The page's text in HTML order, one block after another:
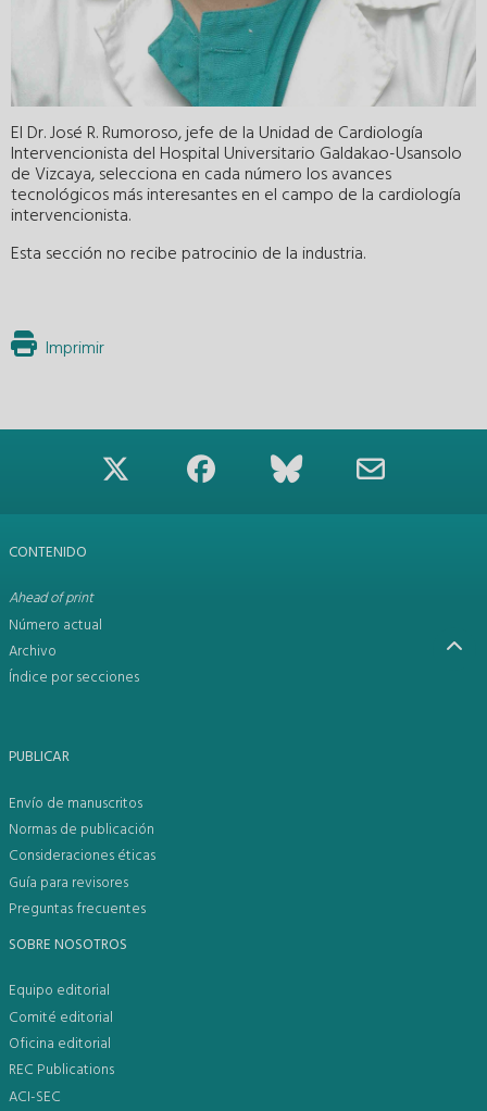
El Dr. José R. Rumoroso, jefe de la Unidad de Cardiología
Intervencionista del Hospital Universitario Galdakao-Usansolo
de Vizcaya, selecciona en cada número los avances
tecnológicos más interesantes en el campo de la cardiología
intervencionista.
Esta sección no recibe patrocinio de la industria.
Imprimir
CONTENIDO
Ahead of print
Número actual
Archivo
Índice por secciones
PUBLICAR
Envío de manuscritos
Normas de publicación
Consideraciones éticas
Guía para revisores
Preguntas frecuentes
SOBRE NOSOTROS
Equipo editorial
Comité editorial
Oficina editorial
REC Publications
ACI-SEC